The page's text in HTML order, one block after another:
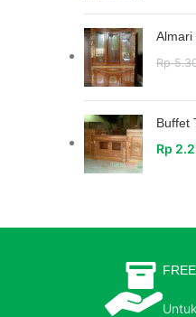
Almari
Rp
Buffet
Rp